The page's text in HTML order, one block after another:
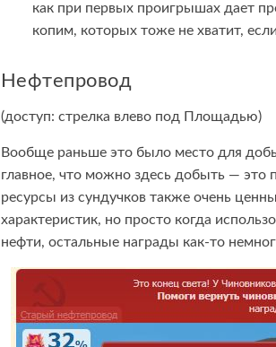
как при первых проигрышах дает
копим, которых тоже не хватит,
Нефтепровод
(доступ: стрелка влево под Площадью)
Вообще раньше это было место для
главное, что можно здесь добыть — это
ресурсы из сундучков также очень
характеристик, но просто когда
нефти, остальные награды как-то